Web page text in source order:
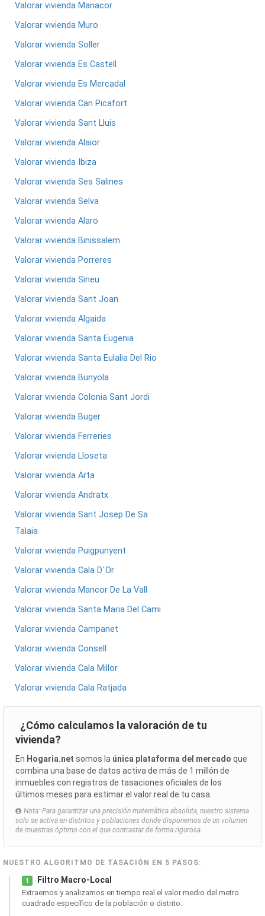
Valorar vivienda Manacor
Valorar vivienda Muro
Valorar vivienda Soller
Valorar vivienda Es Castell
Valorar vivienda Es Mercadal
Valorar vivienda Can Picafort
Valorar vivienda Sant Lluis
Valorar vivienda Alaior
Valorar vivienda Ibiza
Valorar vivienda Ses Salines
Valorar vivienda Selva
Valorar vivienda Alaro
Valorar vivienda Binissalem
Valorar vivienda Porreres
Valorar vivienda Sineu
Valorar vivienda Sant Joan
Valorar vivienda Algaida
Valorar vivienda Santa Eugenia
Valorar vivienda Santa Eulalia Del Rio
Valorar vivienda Bunyola
Valorar vivienda Colonia Sant Jordi
Valorar vivienda Buger
Valorar vivienda Ferreries
Valorar vivienda Lloseta
Valorar vivienda Arta
Valorar vivienda Andratx
Valorar vivienda Sant Josep De Sa
Talaia
Valorar vivienda Puigpunyent
Valorar vivienda Cala D´Or
Valorar vivienda Mancor De La Vall
Valorar vivienda Santa Maria Del Cami
Valorar vivienda Campanet
Valorar vivienda Consell
Valorar vivienda Cala Millor
Valorar vivienda Cala Ratjada
¿Cómo calculamos la valoración de tu
vivienda?
En Hogaria.net somos la única plataforma del mercado que
combina una base de datos activa de más de 1 millón de
inmuebles con registros de tasaciones oficiales de los
últimos meses para estimar el valor real de tu casa.
Nota: Para garantizar una precisión matemática absoluta, nuestro sistema
solo se activa en distritos y poblaciones donde disponemos de un volumen
de muestras óptimo con el que contrastar de forma rigurosa.
NUESTRO ALGORITMO DE TASACIÓN EN 5 PASOS:
1 Filtro Macro-Local
Extraemos y analizamos en tiempo real el valor medio del metro
cuadrado específico de la población o distrito.